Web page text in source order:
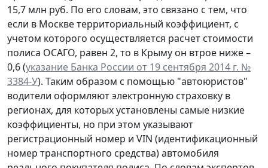
15,7 млн руб. По его словам, это связано с тем, что
если в Москве территориальный коэффициент, с
учетом которого осуществляется расчет стоимости
полиса ОСАГО, равен 2, то в Крыму он втрое ниже –
0,6 (указание Банка России от 19 сентября 2014 г. №
3384-У). Таким образом с помощью "автоюристов"
водители оформляют электронную страховку в
регионах, для которых установлены самые низкие
коэффициенты, но при этом указывают
регистрационный номер и VIN (идентификационный
номер транспортного средства) автомобиля